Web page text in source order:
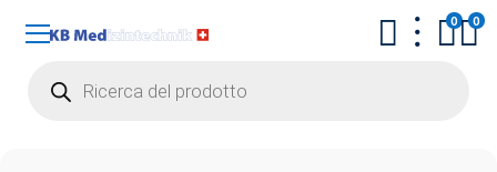
search
0 0